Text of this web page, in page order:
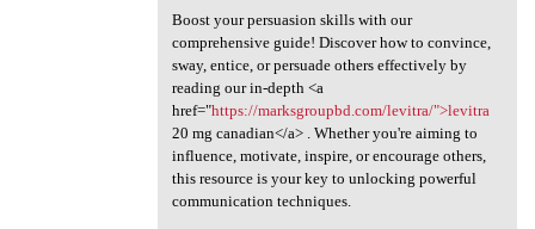
Boost your persuasion skills with our
comprehensive guide! Discover how to convince,
sway, entice, or persuade others effectively by
reading our in-depth <a
href="https://marksgroupbd.com/levitra/">levitra
20 mg canadian</a> . Whether you're aiming to
influence, motivate, inspire, or encourage others,
this resource is your key to unlocking powerful
communication techniques.